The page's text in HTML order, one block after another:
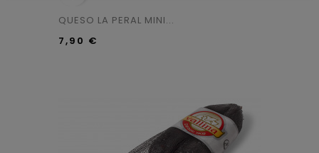
QUESO LA PERAL MINI...
7,90 €